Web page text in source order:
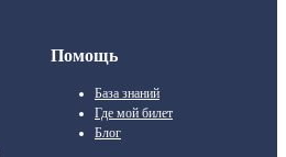
Помощь
База знаний
Где мой билет
Блог